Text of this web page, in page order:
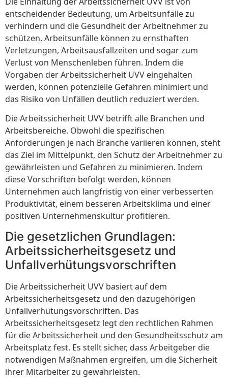
entscheidender Bedeutung, um Arbeitsunfälle zu
verhindern und die Gesundheit der Arbeitnehmer zu
schützen. Arbeitsunfälle können zu ernsthaften
Verletzungen, Arbeitsausfallzeiten und sogar zum
Verlust von Menschenleben führen. Indem die
Vorgaben der Arbeitssicherheit UVV eingehalten
werden, können potenzielle Gefahren minimiert und
das Risiko von Unfällen deutlich reduziert werden.
Die Arbeitssicherheit UVV betrifft alle Branchen und
Arbeitsbereiche. Obwohl die spezifischen
Anforderungen je nach Branche variieren können, steht
das Ziel im Mittelpunkt, den Schutz der Arbeitnehmer zu
gewährleisten und Gefahren zu minimieren. Indem
diese Vorschriften befolgt werden, können
Unternehmen auch langfristig von einer verbesserten
Produktivität, einem besseren Arbeitsklima und einer
positiven Unternehmenskultur profitieren.
Die gesetzlichen Grundlagen:
Arbeitssicherheitsgesetz und
Unfallverhütungsvorschriften
Die Arbeitssicherheit UVV basiert auf dem
Arbeitssicherheitsgesetz und den dazugehörigen
Unfallverhütungsvorschriften. Das
Arbeitssicherheitsgesetz legt den rechtlichen Rahmen
für die Arbeitssicherheit und den Gesundheitsschutz am
Arbeitsplatz fest. Es stellt sicher, dass Arbeitgeber die
notwendigen Maßnahmen ergreifen, um die Sicherheit
ihrer Mitarbeiter zu gewährleisten.